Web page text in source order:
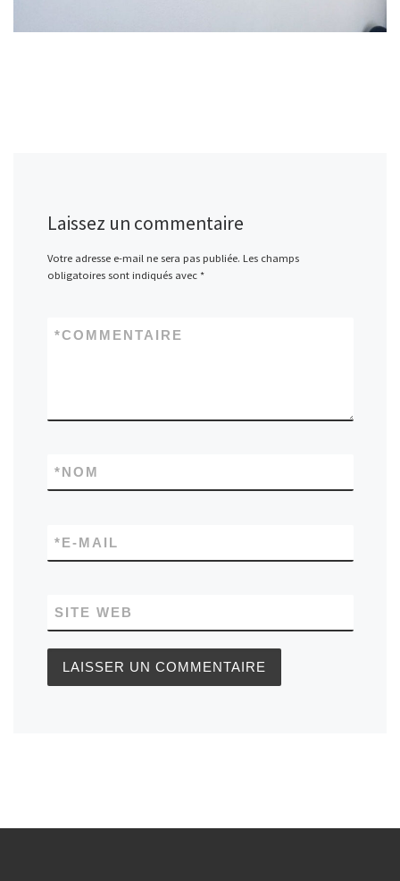
Laissez un commentaire
Votre adresse e-mail ne sera pas publiée. Les champs
obligatoires sont indiqués avec *
COMMENTAIRE
*
NOM
*
E-MAIL
*
SITE WEB